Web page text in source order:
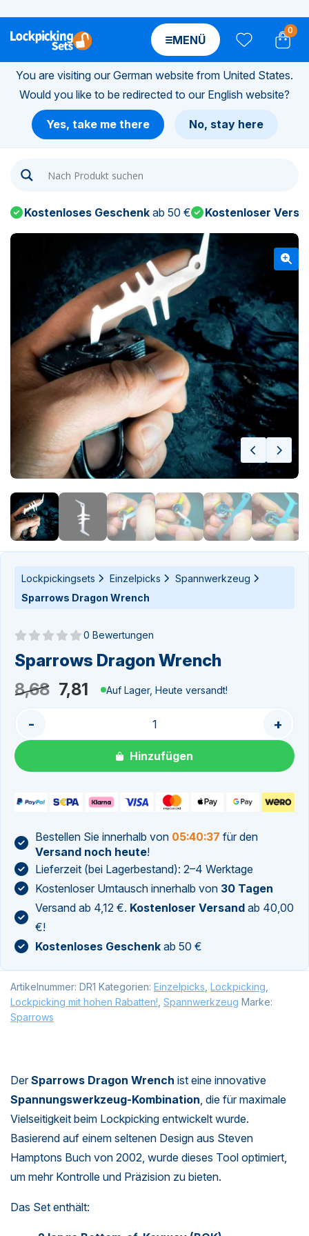
0
MENÜ
You are visiting our German website from United States.
Would you like to be redirected to our English website?
Yes, take me there No, stay here
Kostenloses Geschenk ab 50 € Kostenloser
Lockpickingsets Einzelpicks
Spannwerkzeug
Sparrows Dragon Wrench
Noch keine Bewertungen
0 Bewertungen
Sparrows Dragon Wrench
8,68 Ursprünglicher
Preis
8,68
7,81 Aktueller
Preis
7,81.
Auf Lager, Heute versandt!
- +
Hinzufügen
Bestellen Sie innerhalb von 05:40:36 für den
Versand noch heute!
Lieferzeit (bei Lagerbestand): 2–4 Werktage
Kostenloser Umtausch innerhalb von 30 Tagen
Versand ab 4,12 €. Kostenloser Versand ab 40,00
€!
Kostenloses Geschenk ab 50 €
Artikelnummer: DR1 Kategorien: Einzelpicks Lockpicking
Lockpicking mit hohen Rabatten! Spannwerkzeug Marke:
Sparrows
DerSparrows Dragon Wrench ist eine innovative
Spannungswerkzeug-Kombination , die für maximale
Vielseitigkeit beim Lockpicking entwickelt wurde.
Basierend auf einem seltenen Design aus Steven
Hamptons Buch von 2002, wurde dieses Tool optimiert,
um mehr Kontrolle und Präzision zu bieten.
Das Set enthält: